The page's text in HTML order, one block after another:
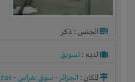
الجنس : ذكر
لديـه : تسويق
المكان : الجزائر- سوق اهراس -